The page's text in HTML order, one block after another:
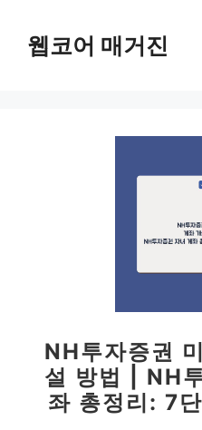
웹코어 매거진
NH투자증권
설 방법 | NH
좌 총정리: 7